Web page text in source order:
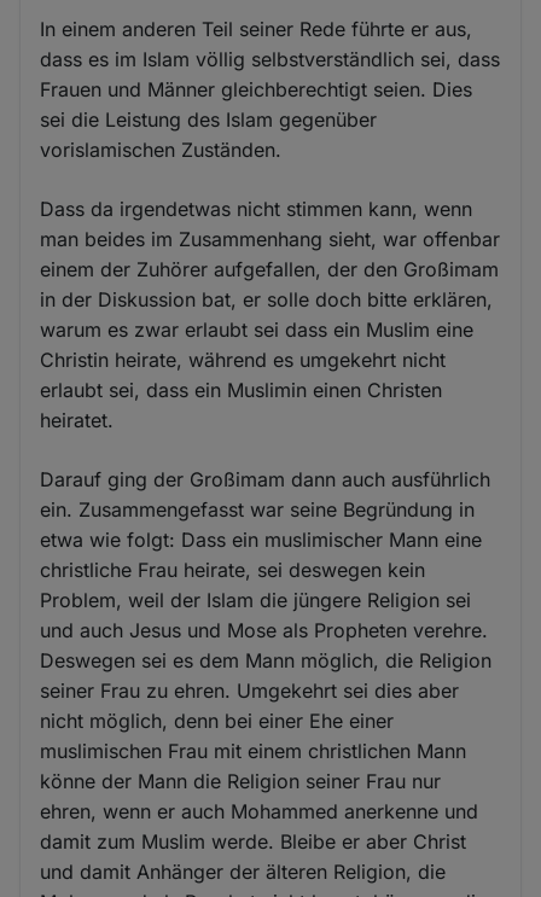
In einem anderen Teil seiner Rede führte er aus,
dass es im Islam völlig selbstverständlich sei, dass
Frauen und Männer gleichberechtigt seien. Dies
sei die Leistung des Islam gegenüber
vorislamischen Zuständen.
Dass da irgendetwas nicht stimmen kann, wenn
man beides im Zusammenhang sieht, war offenbar
einem der Zuhörer aufgefallen, der den Großimam
in der Diskussion bat, er solle doch bitte erklären,
warum es zwar erlaubt sei dass ein Muslim eine
Christin heirate, während es umgekehrt nicht
erlaubt sei, dass ein Muslimin einen Christen
heiratet.
Darauf ging der Großimam dann auch ausführlich
ein. Zusammengefasst war seine Begründung in
etwa wie folgt: Dass ein muslimischer Mann eine
christliche Frau heirate, sei deswegen kein
Problem, weil der Islam die jüngere Religion sei
und auch Jesus und Mose als Propheten verehre.
Deswegen sei es dem Mann möglich, die Religion
seiner Frau zu ehren. Umgekehrt sei dies aber
nicht möglich, denn bei einer Ehe einer
muslimischen Frau mit einem christlichen Mann
könne der Mann die Religion seiner Frau nur
ehren, wenn er auch Mohammed anerkenne und
damit zum Muslim werde. Bleibe er aber Christ
und damit Anhänger der älteren Religion, die